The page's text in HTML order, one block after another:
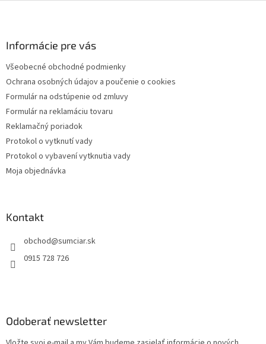
Informácie pre vás
Všeobecné obchodné podmienky
Ochrana osobných údajov a poučenie o cookies
Formulár na odstúpenie od zmluvy
Formulár na reklamáciu tovaru
Reklamačný poriadok
Protokol o vytknutí vady
Protokol o vybavení vytknutia vady
Moja objednávka
Kontakt
obchod@sumciar.sk
0915 728 726
Odoberať newsletter